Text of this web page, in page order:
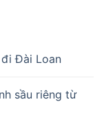
đi Đài Loan
sầu riêng từ